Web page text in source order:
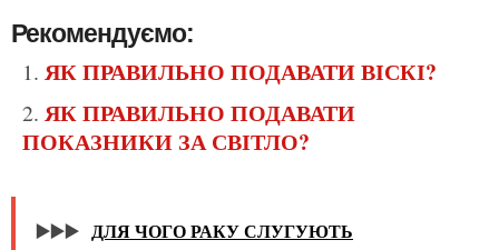
Рекомендуємо:
ЯК ПРАВИЛЬНО ПОДАВАТИ ВІСКІ?
ЯК ПРАВИЛЬНО ПОДАВАТИ
ПОКАЗНИКИ ЗА СВІТЛО?
▶️▶️▶️ ДЛЯ ЧОГО РАКУ СЛУГУЮТЬ